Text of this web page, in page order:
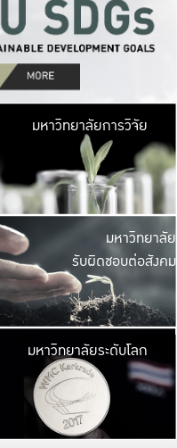
มหาวิ
มีพื้นที่เขียวสดใส
เป็นป่าในเมือง เกษต
มหาวิทยาลัยการวิจัย
มหาวิ
ค
เปิดประ
และพบเรื่องราวใ
มหาวิทยาลัย
รับผิดชอบต่อสังคม
มหาวิ
เปลี่ยนแปลง แล
เพื่อทำง
ระบบสารสนเทศ
มหาวิทยาลัยระดับโลก